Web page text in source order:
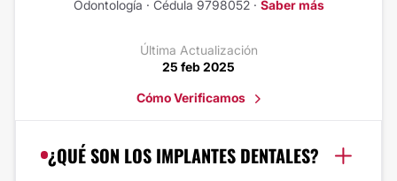
Odontología · Cédula 9798052 · Saber más
Última Actualización
25 feb 2025
Cómo Verificamos
¿QUÉ SON LOS IMPLANTES DENTALES?